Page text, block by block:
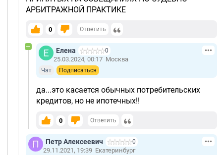
АРБИТРАЖНОЙ ПРАКТИКЕ
0 Ответить
Елена 0
25.03.2024, 00:17 Москва
Чат Подписаться
да...это касается обычных потребительских
кредитов, но не ипотечных!!
0 Ответить
Петр Алексеевич 0
29.11.2021, 19:39 Екатеринбург